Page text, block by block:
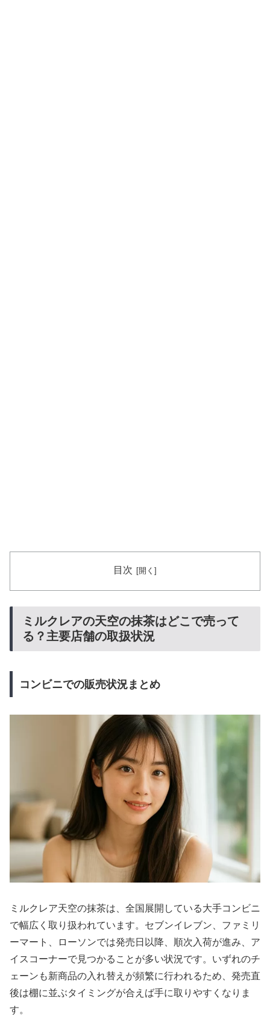
目次
ミルクレアの天空の抹茶はどこで売って
る？主要店舗の取扱状況
コンビニでの販売状況まとめ
ミルクレア天空の抹茶は、全国展開している大手コンビニ
で幅広く取り扱われています。セブンイレブン、ファミリ
ーマート、ローソンでは発売日以降、順次入荷が進み、ア
イスコーナーで見つかることが多い状況です。いずれのチ
ェーンも新商品の入れ替えが頻繁に行われるため、発売直
後は棚に並ぶタイミングが合えば手に取りやすくなりま
す。